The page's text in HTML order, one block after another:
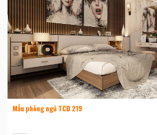
Mẫu phòng ngủ TCĐ 219